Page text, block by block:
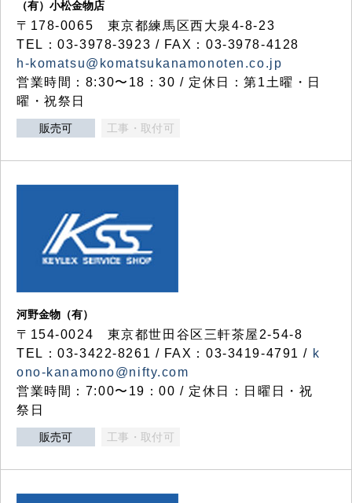
（有）小松金物店
〒178-0065 東京都練馬区西大泉4-8-23
TEL：03-3978-3923 / FAX：03-3978-4128
h-komatsu@komatsukanamonoten.co.jp
営業時間：8:30〜18：30 / 定休日：第1土曜・日
曜・祝祭日
販売可 工事・取付可
河野金物（有）
〒154-0024 東京都世田谷区三軒茶屋2-54-8
TEL：03-3422-8261 / FAX：03-3419-4791 / k
ono-kanamono@nifty.com
営業時間：7:00〜19：00 / 定休日：日曜日・祝
祭日
販売可 工事・取付可